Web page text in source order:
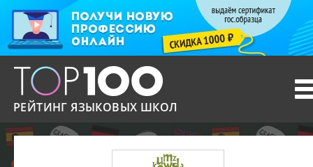
РЕЙТИНГ ЯЗЫКОВЫХ ШКОЛ